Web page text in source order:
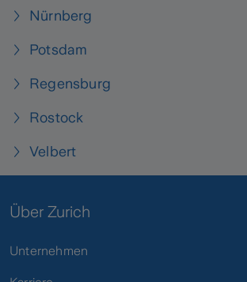
Nürnberg
Potsdam
Regensburg
Rostock
Velbert
Über Zurich
Unternehmen